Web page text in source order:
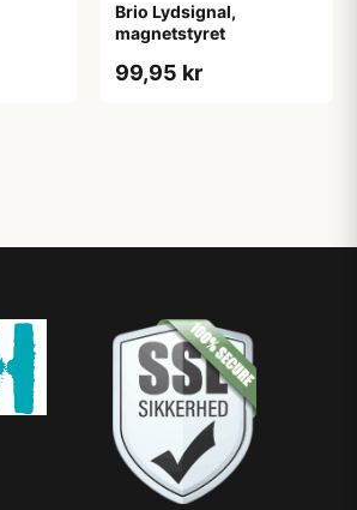
Brio Lydsignal,
magnetstyret
99,95 kr